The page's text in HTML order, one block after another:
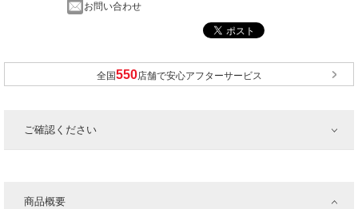
お問い合わせ
全国 店舗で安心アフターサービス
ご確認ください
商品概要